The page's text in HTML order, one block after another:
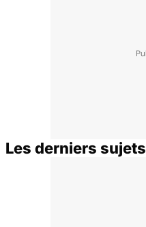
Les derniers sujets